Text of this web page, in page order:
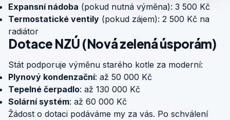
Expansní nádoba (pokud nutná výměna): 3 500 Kč
Termostatické ventily (pokud zájem): 2 500 Kč na
radiátor
Dotace NZÚ (Nová zelená úsporám)
Stát podporuje výměnu starého kotle za moderní:
Plynový kondenzační: až 50 000 Kč
Tepelné čerpadlo: až 130 000 Kč
Solární systém: až 60 000 Kč
Žádost o dotaci podáváme my za vás. Po schválení